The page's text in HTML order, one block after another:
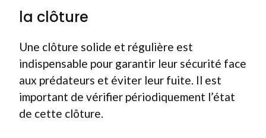
la clôture
Une clôture solide et régulière est
indispensable pour garantir leur sécurité face
aux prédateurs et éviter leur fuite. Il est
important de vérifier périodiquement l’état
de cette clôture.